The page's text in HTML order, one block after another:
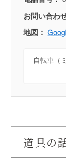
お問い合わ
地図：
自転車（
道具の